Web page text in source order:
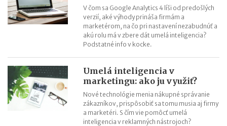
V čom sa Google Analytics 4 líši od predošlých
verzií, aké výhody prináša firmám a
marketérom, na čo pri nastavení nezabudnúť a
akú rolu má v zbere dát umelá inteligencia?
Podstatné info v kocke.
Umelá inteligencia v
marketingu: ako ju využiť?
Nové technológie menia nákupné správanie
zákazníkov, prispôsobiť sa tomu musia aj firmy
a marketéri. S čím vie pomôcť umelá
inteligencia v reklamných nástrojoch?